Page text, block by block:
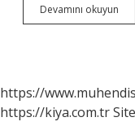
Devamını okuyun
https://
https://kiya.com.tr